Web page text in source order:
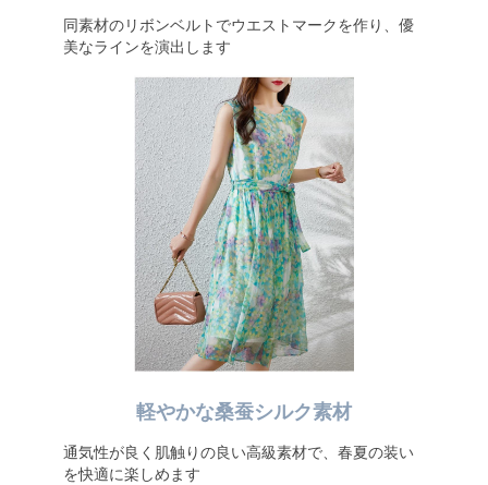
同素材のリボンベルトでウエストマークを作り、優
美なラインを演出します
軽やかな桑蚕シルク素材
通気性が良く肌触りの良い高級素材で、春夏の装い
を快適に楽しめます